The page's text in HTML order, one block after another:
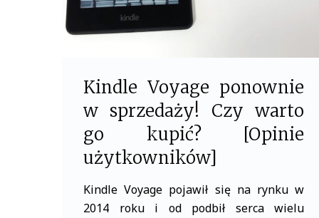
Kindle Voyage ponownie
w sprzedaży! Czy warto
go kupić? [Opinie
użytkowników]
Kindle Voyage pojawił się na rynku w
2014 roku i od podbił serca wielu